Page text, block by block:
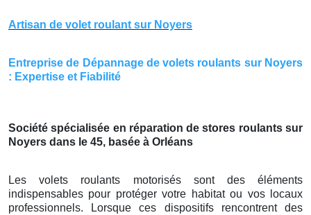
Artisan de volet roulant sur Noyers
Entreprise de Dépannage de volets roulants sur Noyers
: Expertise et Fiabilité
Société spécialisée en réparation de stores roulants sur
Noyers dans le 45, basée à Orléans
Les volets roulants motorisés sont des éléments
indispensables pour protéger votre habitat ou vos locaux
professionnels. Lorsque ces dispositifs rencontrent des